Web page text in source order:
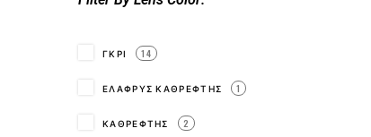
ΓΚΡΙ 14
ΕΛΑΦΡΥΣ ΚΑΘΡΕΦΤΗΣ 1
ΚΑΘΡΕΦΤΗΣ 2